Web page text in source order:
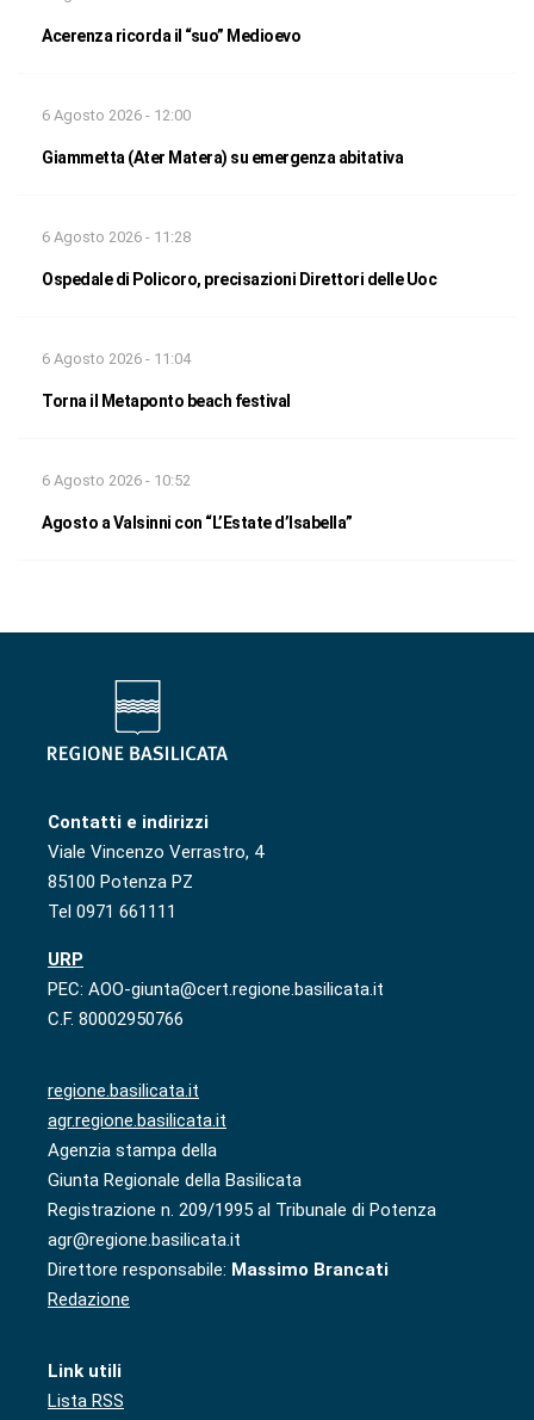
Acerenza ricorda il “suo” Medioevo
6 Agosto 2026 - 12:00
Giammetta (Ater Matera) su emergenza abitativa
6 Agosto 2026 - 11:28
Ospedale di Policoro, precisazioni Direttori delle Uoc
6 Agosto 2026 - 11:04
Torna il Metaponto beach festival
6 Agosto 2026 - 10:52
Agosto a Valsinni con “L’Estate d’Isabella”
Contatti e indirizzi
Viale Vincenzo Verrastro, 4
85100 Potenza PZ
Tel 0971 661111
URP
PEC: AOO-giunta@cert.regione.basilicata.it
C.F. 80002950766
regione.basilicata.it
agr.regione.basilicata.it
Agenzia stampa della
Giunta Regionale della Basilicata
Registrazione n. 209/1995 al Tribunale di Potenza
agr@regione.basilicata.it
Direttore responsabile: Massimo Brancati
Redazione
Link utili
Lista RSS